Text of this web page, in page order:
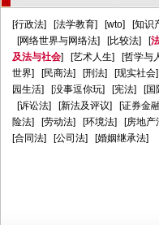
[行政法] [法学教育] [wto] [知识
[网络世界与网络法] [比较法] [
及法与社会] [艺术人生] [哲学与
世界] [民商法] [刑法] [现实社会
园生活] [没事逗你玩] [宪法] [国
[诉讼法] [新法及评议] [证券金
险法] [劳动法] [环境法] [房地产
[合同法] [公司法] [婚姻继承法]